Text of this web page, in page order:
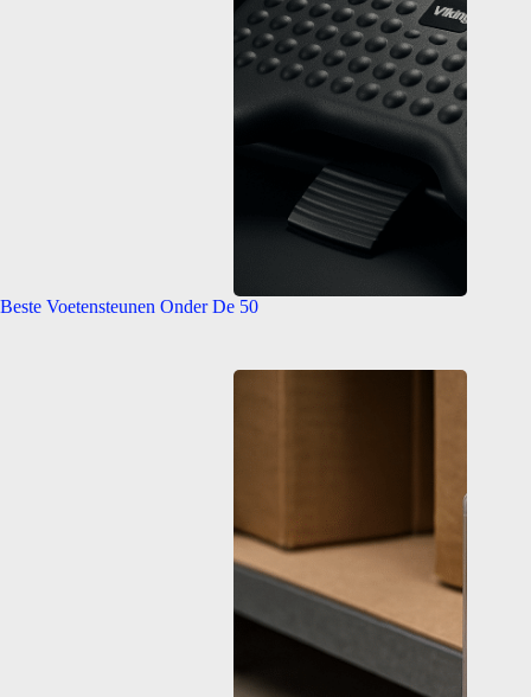
Beste Voetensteunen Onder De 50